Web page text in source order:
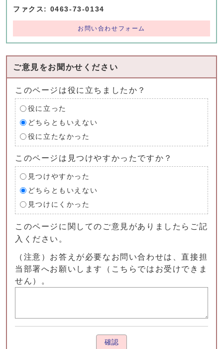
ファクス: 0463-73-0134
お問い合わせフォーム
ご意見をお聞かせください
このページは役に立ちましたか？
役に立った
どちらともいえない
役に立たなかった
このページは見つけやすかったですか？
見つけやすかった
どちらともいえない
見つけにくかった
このページに関してのご意見がありましたらご記
入ください。
（注意）お答えが必要なお問い合わせは、直接担
当部署へお願いします（こちらではお受けできま
せん）。
確認